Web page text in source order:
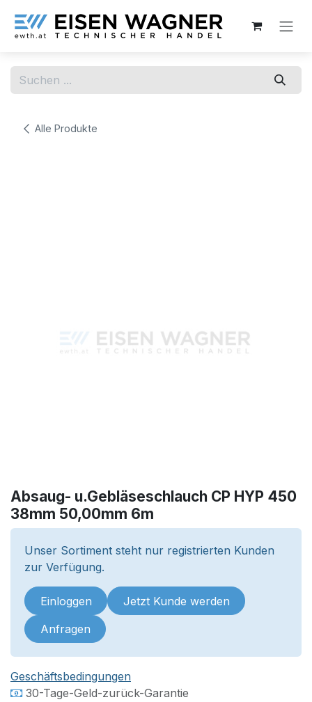
Alle Produkte
Absaug- u.Gebläseschlauch CP HYP 450
38mm 50,00mm 6m
Unser Sortiment steht nur registrierten Kunden
zur Verfügung.
Einloggen Jetzt Kunde werden
Anfragen
Geschäftsbedingungen
30-Tage-Geld-zurück-Garantie